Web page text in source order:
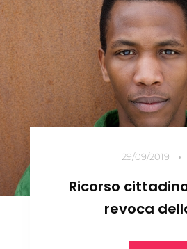
29/09/2019
Ricorso
revoca